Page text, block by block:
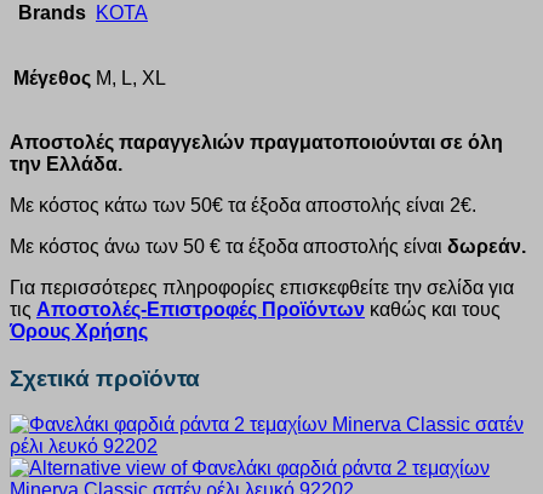
Brands KOTA
Μέγεθος M, L, XL
Αποστολές παραγγελιών πραγματοποιούνται σε όλη
την Ελλάδα.
Με κόστος κάτω των 50€ τα έξοδα αποστολής είναι 2€.
Με κόστος άνω των 50 € τα έξοδα αποστολής είναι δωρεάν.
Για περισσότερες πληροφορίες επισκεφθείτε την σελίδα για
τις Αποστολές-Επιστροφές Προϊόντων καθώς και τους
Όρους Χρήσης
Σχετικά προϊόντα